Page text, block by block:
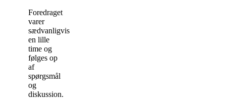
Foredraget
varer
sædvanligvis
en lille
time og
følges op
af
spørgsmål
og
diskussion.